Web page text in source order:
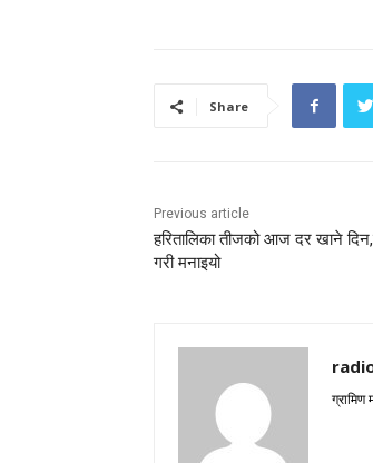
Share
Previous article
हरितालिका तीजको आज दर खाने
गरी मनाइयो
ग्रामिण